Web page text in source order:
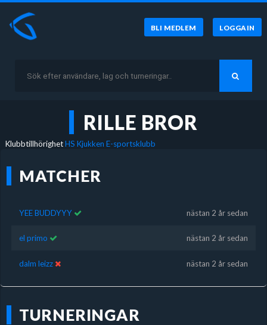
BLI MEDLEM LOGGA IN
RILLE BROR
KlubbtillhörighetHS Kjukken E-sportsklubb
MATCHER
YEE BUDDYYY nästan 2 år sedan
el primo nästan 2 år sedan
dalm leizz nästan 2 år sedan
TURNERINGAR